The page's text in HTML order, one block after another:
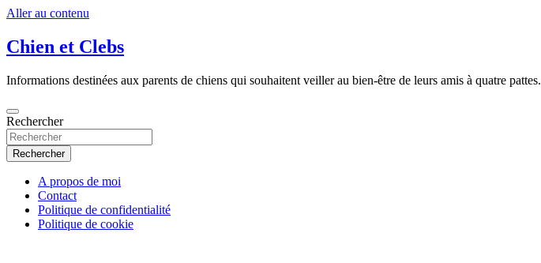
Aller au contenu
Chien et Clebs
Informations destinées aux parents de chiens qui souhaitent veiller au bien-être de leurs amis à quatre pattes.
Rechercher
Rechercher
A propos de moi
Contact
Politique de confidentialité
Politique de cookie